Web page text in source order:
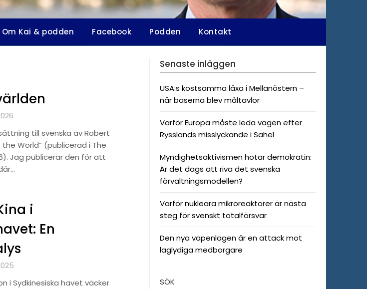
Om Kai & podden Facebook Podden Kontakt
till svenska av Robert
World” (publicerad i The
Jag publicerar den för att
i
En
i Sydkinesiska havet väcker
Senaste inläggen
USA:s kostsamma läxa i Mellanöstern –
när baserna blev måltavlor
Varför Europa måste leda vägen efter
Rysslands misslyckande i Sahel
Myndighetsaktivismen hotar demokratin:
Är det dags att riva det svenska
förvaltningsmodellen?
Varför nukleära mikroreaktorer är nästa
steg för svenskt totalförsvar
Den nya vapenlagen är en attack mot
laglydiga medborgare
SÖK